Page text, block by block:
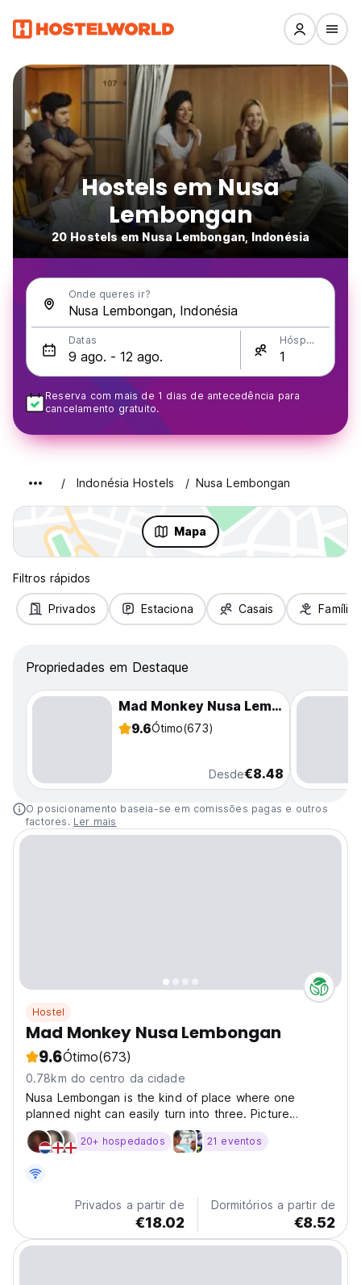
Hostels em Nusa
Lembongan
20 Hostels em Nusa Lembongan, Indonésia
Onde queres ir?
Datas Hóspedes
Reserva com mais de 1 dias de antecedência para
cancelamento gratuito.
Indonésia Hostels Nusa Lembongan
Mapa
Filtros rápidos
Privados Estaciona Casais Famílias
Propriedades em Destaque
Mad Monkey Nusa Lembongan
9.6Ótimo(673)
Desde€8.48
O posicionamento baseia-se em comissões pagas e outros
factores. Ler mais
Hostel
Mad Monkey Nusa Lembongan
9.6Ótimo(673)
0.78km do centro da cidade
Nusa Lembongan is the kind of place where one
planned night can easily turn into three. Picture
dramatic cliffs, turquoise bays, hidden beaches, and
sunsets that stop conversations mid-sentence. Days
viewpoints,...
20+ hospedados 21 eventos
Privados a partir de
€18.02
Dormitórios a partir de
€8.52